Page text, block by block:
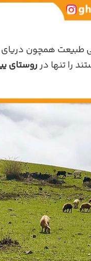
طبیعت همچون دریای
را تنها درروستای